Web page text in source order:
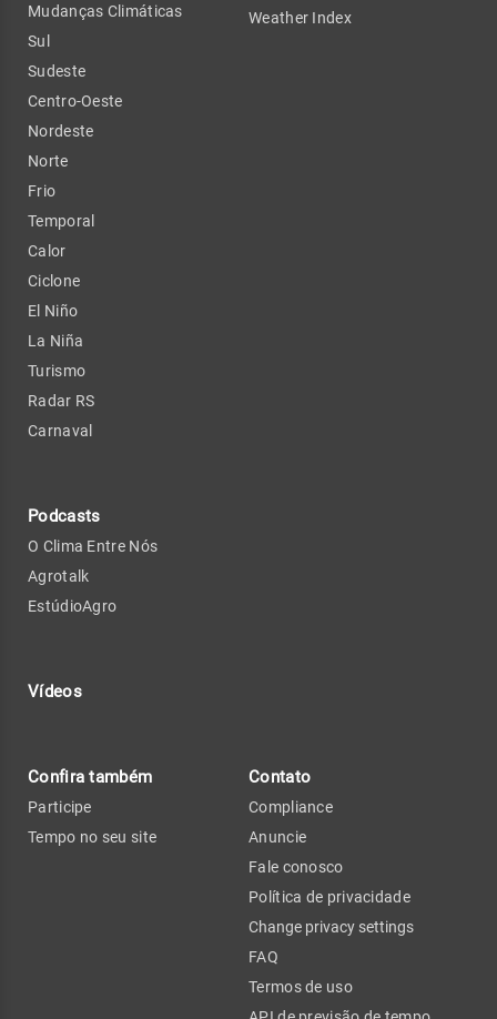
Mudanças Climáticas
Sul
Sudeste
Centro-Oeste
Nordeste
Norte
Frio
Temporal
Calor
Ciclone
El Niño
La Niña
Turismo
Radar RS
Carnaval
Podcasts
O Clima Entre Nós
Agrotalk
EstúdioAgro
Vídeos
Weather Index
Confira também
Participe
Tempo no seu site
Contato
Compliance
Anuncie
Fale conosco
Política de privacidade
Change privacy settings
FAQ
Termos de uso